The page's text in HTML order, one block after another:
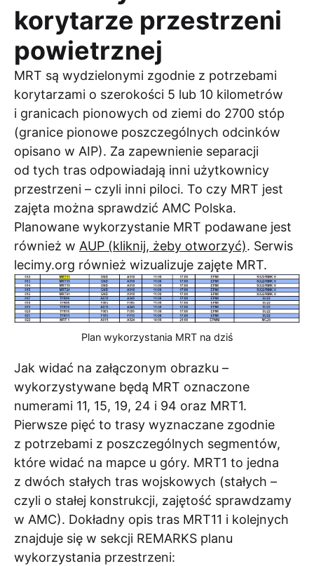
korytarze przestrzeni
powietrznej
MRT są wydzielonymi zgodnie z potrzebami
korytarzami o szerokości 5 lub 10 kilometrów
i granicach pionowych od ziemi do 2700 stóp
(granice pionowe poszczególnych odcinków
opisano w AIP). Za zapewnienie separacji
od tych tras odpowiadają inni użytkownicy
przestrzeni – czyli inni piloci. To czy MRT jest
zajęta można sprawdzić AMC Polska.
Planowane wykorzystanie MRT podawane jest
również w AUP (kliknij, żeby otworzyć). Serwis
lecimy.org również wizualizuje zajęte MRT.
Plan wykorzystania MRT na dziś
Jak widać na załączonym obrazku –
wykorzystywane będą MRT oznaczone
numerami 11, 15, 19, 24 i 94 oraz MRT1.
Pierwsze pięć to trasy wyznaczane zgodnie
z potrzebami z poszczególnych segmentów,
które widać na mapce u góry. MRT1 to jedna
z dwóch stałych tras wojskowych (stałych –
czyli o stałej konstrukcji, zajętość sprawdzamy
w AMC). Dokładny opis tras MRT11 i kolejnych
znajduje się w sekcji REMARKS planu
wykorzystania przestrzeni: